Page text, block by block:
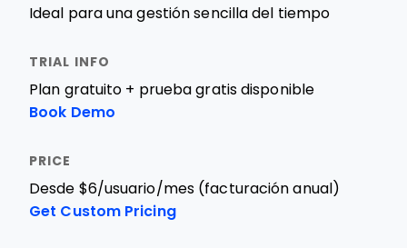
Ideal para una gestión sencilla del tiempo
Plan gratuito + prueba gratis disponible
Book Demo
Desde $6/usuario/mes (facturación anual)
Get Custom Pricing